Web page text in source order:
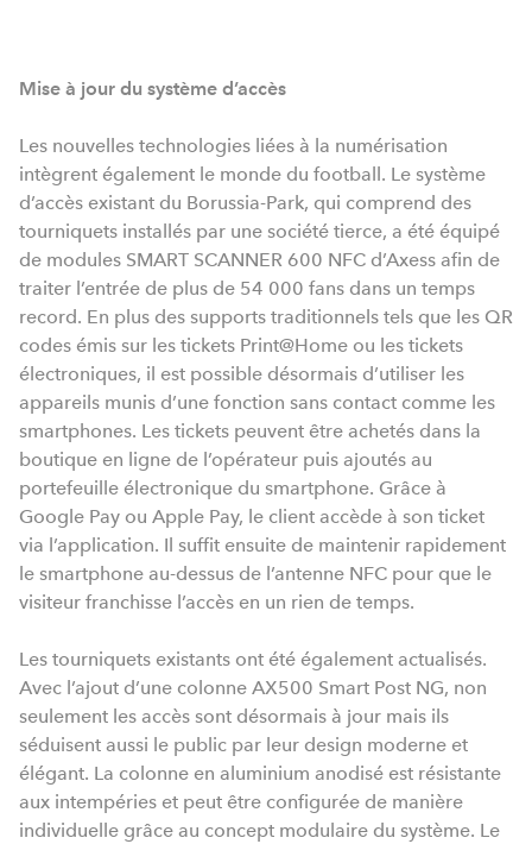
Mise à jour du système d’accès
Les nouvelles technologies liées à la numérisation
intègrent également le monde du football. Le système
d’accès existant du Borussia-Park, qui comprend des
tourniquets installés par une société tierce, a été équipé
de modules SMART SCANNER 600 NFC d’Axess afin de
traiter l’entrée de plus de 54 000 fans dans un temps
record. En plus des supports traditionnels tels que les QR
codes émis sur les tickets Print@Home ou les tickets
électroniques, il est possible désormais d’utiliser les
appareils munis d’une fonction sans contact comme les
smartphones. Les tickets peuvent être achetés dans la
boutique en ligne de l’opérateur puis ajoutés au
portefeuille électronique du smartphone. Grâce à
Google Pay ou Apple Pay, le client accède à son ticket
via l’application. Il suffit ensuite de maintenir rapidement
le smartphone au-dessus de l’antenne NFC pour que le
visiteur franchisse l’accès en un rien de temps.
Les tourniquets existants ont été également actualisés.
Avec l’ajout d’une colonne AX500 Smart Post NG, non
seulement les accès sont désormais à jour mais ils
séduisent aussi le public par leur design moderne et
élégant. La colonne en aluminium anodisé est résistante
aux intempéries et peut être configurée de manière
individuelle grâce au concept modulaire du système. Le